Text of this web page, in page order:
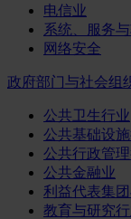
电信业
系统、服务
网络安全
政府部门与社会组
公共卫生行业
公共基础设
公共行政管
公共金融业
利益代表集
教育与研究